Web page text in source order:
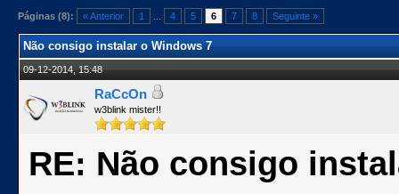
Páginas (8): « Anterior 1 4 5 6 7 8 Seguinte »
Não consigo instalar o Windows 7
09-12-2014, 15:48
RaCcOn
w3blink mister!!
RE: Não consigo